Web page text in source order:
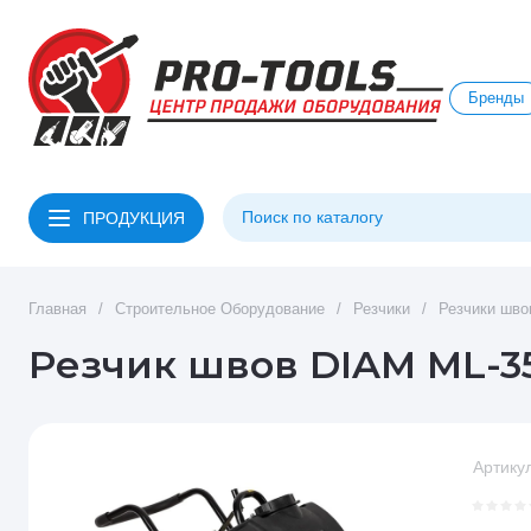
Бренды
ПРОДУКЦИЯ
Главная / Строительное Оборудование / Резчики / Резчики
Резчик швов DIAM ML-